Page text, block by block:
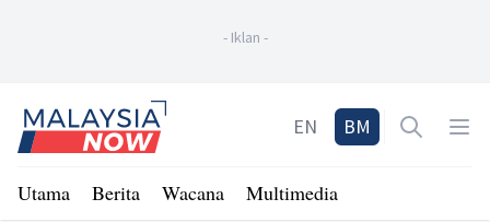
- Iklan -
Home
EN BM Open
Utama Berita Wacana Multimedia